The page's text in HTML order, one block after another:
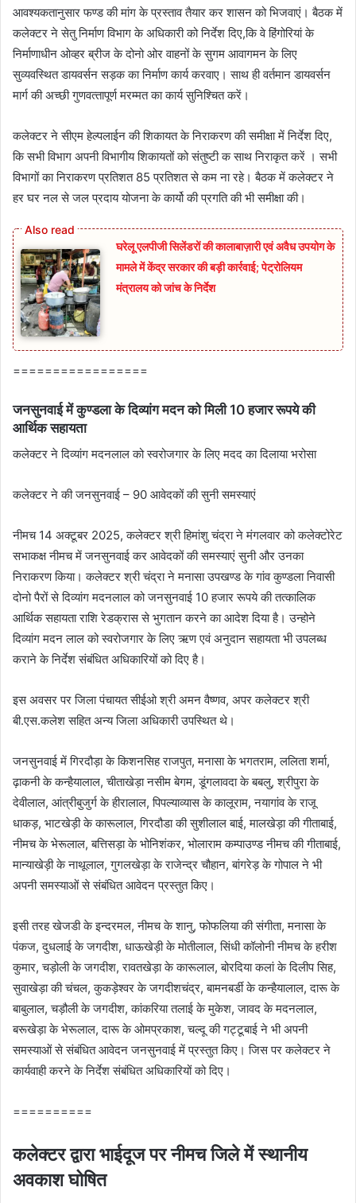
आवश्‍यकतानुसार फण्‍ड की मांग के प्रस्‍ताव तैयार कर शासन को भिजवाएं। बैठक में
कलेक्‍टर ने सेतु निर्माण विभाग के अधिकारी को निर्देश दिए,कि वे हिंगोरियां के
निर्माणाधीन ओव्‍हर ब्रीज के दोनो ओर वाहनों के सुगम आवागमन के लिए
सुव्‍यवस्थित डायवर्सन सड़क का निर्माण कार्य करवाए। साथ ही वर्तमान डायवर्सन
मार्ग की अच्‍छी गुणवत्‍तापूर्ण मरम्‍मत का कार्य सुनिश्चित करें।
कलेक्‍टर ने सीएम हेल्‍पलाईन की शिकायत के निराकरण की समीक्षा में निर्देश दिए,
कि सभी विभाग अपनी विभागीय शिकायतों को संतुष्‍टी क साथ निराकृत करें । सभी
विभागों का निराकरण प्रतिशत 85 प्रतिशत से कम ना रहे। बैठक में कलेक्‍टर ने
हर घर नल से जल प्रदाय योजना के कार्यो की प्रगति की भी समीक्षा की।
घरेलू एलपीजी सिलेंडरों की कालाबाज़ारी एवं अवैध उपयोग के
मामले में केंद्र सरकार की बड़ी कार्रवाई; पेट्रोलियम
मंत्रालय को जांच के निर्देश
=================
जनसुनवाई में कुण्‍डला के दिव्‍यांग मदन को मिली 10 हजार रूपये की
आर्थिक सहायता
कलेक्‍टर ने दिव्‍यांग मदनलाल को स्‍वरोजगार के लिए मदद का दिलाया भरोसा
कलेक्‍टर ने की जनसुनवाई – 90 आवेदकों की सुनी समस्‍याएं
नीमच 14 अक्टूबर 2025, कलेक्‍टर श्री हिमांशु चंद्रा ने मंगलवार को कलेक्‍टोरेट
सभाकक्ष नीमच में जनसुनवाई कर आवेदकों की समस्‍याएं सुनी और उनका
निराकरण किया। कलेक्‍टर श्री चंद्रा ने मनासा उपखण्‍ड के गांव कुण्‍डला निवासी
दोनो पैरों से दिव्‍यांग मदनलाल को जनसुनवाई 10 हजार रूपये की तत्‍कालिक
आर्थिक सहायता राशि रेडक्रास से भुगतान करने का आदेश दिया है। उन्‍होने
दिव्‍यांग मदन लाल को स्‍वरोजगार के लिए ऋण एवं अनुदान सहायता भी उपलब्‍ध
कराने के निर्देश संबंधित अधिकारियों को दिए है।
इस अवसर पर जिला पंचायत सीईओ श्री अमन वैष्‍णव, अपर कलेक्‍टर श्री
बी.एस.कलेश सहित अन्‍य जिला अधिकारी उपस्थित थे।
जनसुनवाई में गिरदौड़ा के किशनसिह राजपुत, मनासा के भगतराम, ललिता शर्मा,
ढ़ाकनी के कन्‍हैयालाल, चीताखेड़ा नसीम बेगम, डूंगलावदा के बबलु, श्रीपुरा के
देवीलाल, आंत्रीबुजुर्ग के हीरालाल, पिपल्‍याव्‍यास के कालूराम, नयागांव के राजू
धाकड़, भाटखेड़ी के कारूलाल, गिरदौडा की सुशीलाल बाई, मालखेड़ा की गीताबाई,
नीमच के भेरूलाल, बत्तिसड़ा के भोनिशंकर, भोलाराम कम्‍पाउण्‍ड नीमच की गीताबाई,
मान्‍याखेड़ी के नाथूलाल, गुगलखेड़ा के राजेन्‍द्र चौहान, बांगरेड़ के गोपाल ने भी
अपनी समस्‍याओं से संबंधित आवेदन प्रस्‍तुत किए।
इसी तरह खेजडी के इन्‍दरमल, नीमच के शानु, फोफलिया की संगीता, मनासा के
पंकज, दुधलाई के जगदीश, धाऊखेड़ी के मोतीलाल, सिंधी कॉलोनी नीमच के हरीश
कुमार, चड़ोली के जगदीश, रावतखेड़ा के कारूलाल, बोरदिया कलां के दिलीप सिह,
सुवाखेड़ा की चंचल, कुकड़ेश्‍वर के जगदीशचंद्र, बामनबर्डी के कन्‍हैयालाल, दारू के
बाबुलाल, चड़ौली के जगदीश, कांकरिया तलाई के मुकेश, जावद के मदनलाल,
बरूखेड़ा के भेरूलाल, दारू के ओमप्रकाश, चल्‍दू की गट्टूबाई ने भी अपनी
समस्‍याओं से संबंधित आवेदन जनसुनवाई में प्रस्‍तुत किए। जिस पर कलेक्‍टर ने
कार्यवाही करने के निर्देश संबंधित अधिकारियों को दिए।
==========
कलेक्‍टर द्वारा भाईदूज पर नीमच जिले में स्‍थानीय
अवकाश घोषित